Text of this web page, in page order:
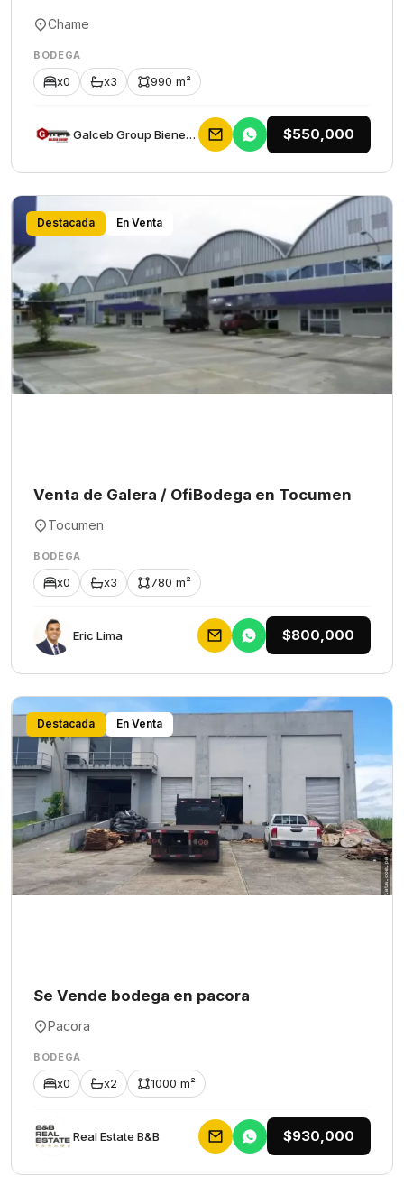
Chame
BODEGA
x0 x3 990 m²
Galceb Group Bienes Raices $550,000
Destacada En Venta
Venta de Galera / OfiBodega en Tocumen
Tocumen
BODEGA
x0 x3 780 m²
Eric Lima $800,000
Destacada En Venta
Se Vende bodega en pacora
Pacora
BODEGA
x0 x2 1000 m²
Rеаl Еstаtе В&В $930,000